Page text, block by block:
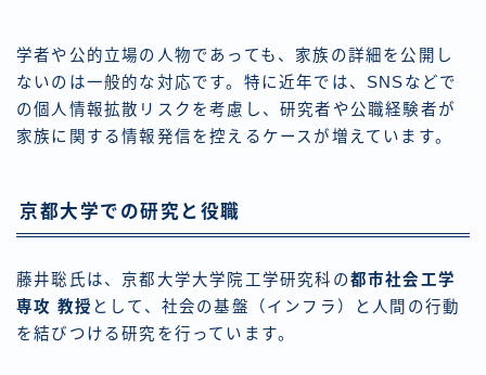
学者や公的立場の人物であっても、家族の詳細を公開し
ないのは一般的な対応です。特に近年では、SNSなどで
の個人情報拡散リスクを考慮し、研究者や公職経験者が
家族に関する情報発信を控えるケースが増えています。
京都大学での研究と役職
藤井聡氏は、京都大学大学院工学研究科の都市社会工学
専攻 教授 として、社会の基盤（インフラ）と人間の行動
を結びつける研究を行っています。